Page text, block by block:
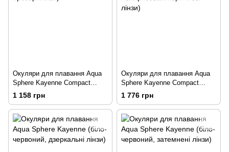
Окуляри для плавання Aqua
Sphere Kayenne Compact
(прозоро-рожевий, прозорі
1 158 грн
Окуляри для плавання Aqua
Sphere Kayenne Compact
(біло-сірий, поляризовані
коричневі лінзи)
1 776 грн